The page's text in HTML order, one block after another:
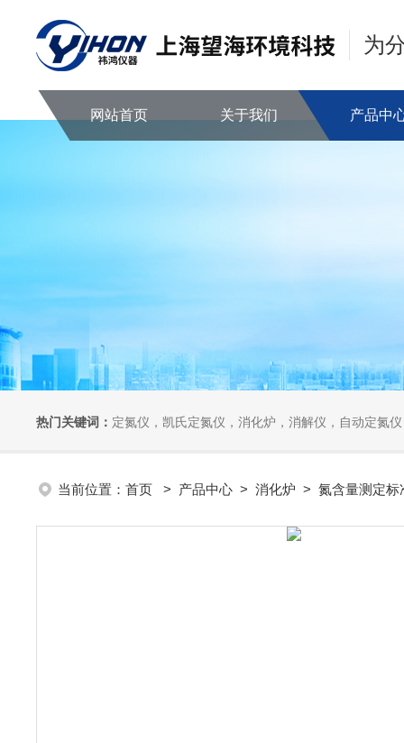
为
网站首页 关于我们 产品中
热门关键词： 定氮仪，凯氏定氮仪，消化炉，消解仪，自动定氮仪，全自
当前位置： 首页 > 产品中心 > 消化炉 > 氮含量测定标